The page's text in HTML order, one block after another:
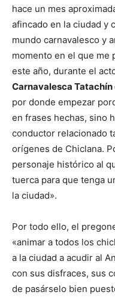
hace un mes
afincado en la ciudad y
mundo carnavalesco y
momento en el que
este año, durante el
Carnavalesca Tatachín
por donde empezar
en frases hechas, sino
conductor relacionado
orígenes de Chiclana.
personaje histórico al
tuerca para que tenga
la ciudad».
Por todo ello, el
«animar a todos los
a la ciudad a acudir al
con sus disfraces, sus
de pasárselo bien